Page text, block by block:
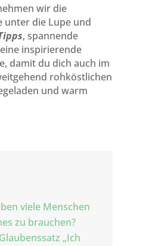
wir die
unter die Lupe und
, spannende
inspirierende
damit du dich auch im
rohköstlichen
und warm
viele Menschen
zu brauchen?
„Ich